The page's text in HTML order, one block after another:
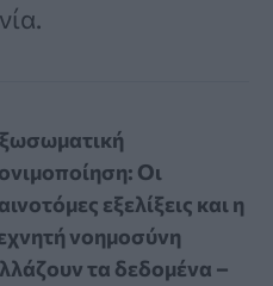
Οι
εξελίξεις και η
νοημοσύνη
τα δεδομένα –